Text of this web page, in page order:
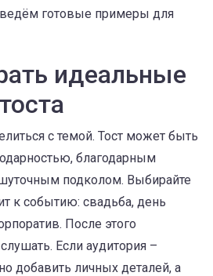
готовые примеры для
идеальные
с темой. Тост может быть
благодарным
подколом. Выбирайте
к событию: свадьба, день
После этого
Если аудитория –
добавить личных деталей, а